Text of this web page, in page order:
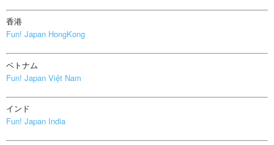
香港
Fun! Japan HongKong
ベトナム
Fun! Japan Việt Nam
インド
Fun! Japan India